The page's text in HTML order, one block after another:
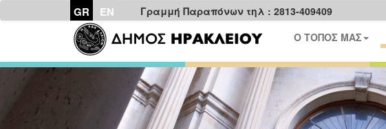
GR EN Γραμμή Παραπόνων τηλ : 2813-409409
Ο ΤΟΠΟΣ ΜΑΣ